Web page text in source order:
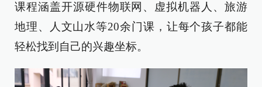
课程涵盖开源硬件物联网、虚拟机器人、旅游
地理、人文山水等20余门课，让每个孩子都能
轻松找到自己的兴趣坐标。